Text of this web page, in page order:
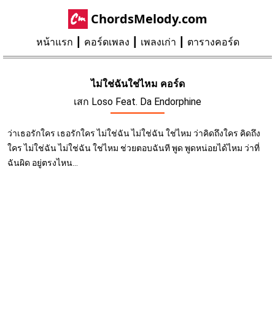
ChordsMelody.com
หน้าแรก คอร์ดเพลง เพลงเก่า ตารางคอร์ด
ไม่ใช่ฉันใช่ไหม คอร์ด
เสก Loso Feat. Da Endorphine
ว่าเธอรักใคร เธอรักใคร ไม่ใช่ฉัน ไม่ใช่ฉัน ใช่ไหม ว่าคิดถึงใคร คิดถึง
ใคร ไม่ใช่ฉัน ไม่ใช่ฉัน ใช่ไหม ช่วยตอบฉันที พูด พูดหน่อยได้ไหม ว่าที่
ฉันผิด อยู่ตรงไหน...